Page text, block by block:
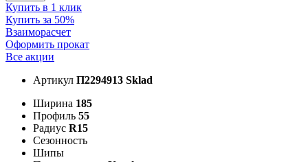
Купить в 1 клик
Купить за 50%
Взаиморасчет
Оформить прокат
Все акции
Артикул П2294913 Sklad
Ширина 185
Профиль 55
Радиус R15
Сезонность
Шипы